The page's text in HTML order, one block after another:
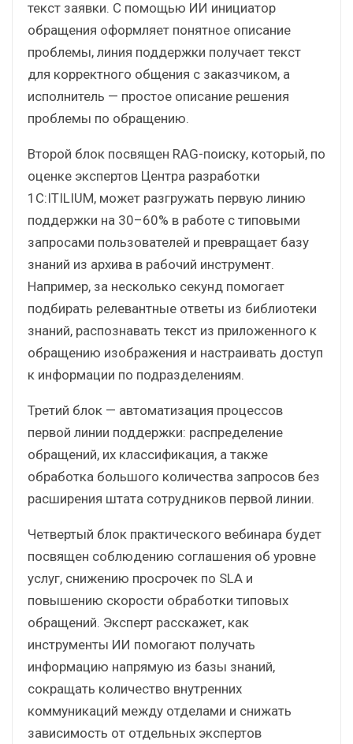
текст заявки. С помощью ИИ инициатор
обращения оформляет понятное описание
проблемы, линия поддержки получает текст
для корректного общения с заказчиком, а
исполнитель — простое описание решения
проблемы по обращению.
Второй блок посвящен RAG-поиску, который, по
оценке экспертов Центра разработки
1С:ITILIUM, может разгружать первую линию
поддержки на 30–60% в работе с типовыми
запросами пользователей и превращает базу
знаний из архива в рабочий инструмент.
Например, за несколько секунд помогает
подбирать релевантные ответы из библиотеки
знаний, распознавать текст из приложенного к
обращению изображения и настраивать доступ
к информации по подразделениям.
Третий блок — автоматизация процессов
первой линии поддержки: распределение
обращений, их классификация, а также
обработка большого количества запросов без
расширения штата сотрудников первой линии.
Четвертый блок практического вебинара будет
посвящен соблюдению соглашения об уровне
услуг, снижению просрочек по SLA и
повышению скорости обработки типовых
обращений. Эксперт расскажет, как
инструменты ИИ помогают получать
информацию напрямую из базы знаний,
сокращать количество внутренних
коммуникаций между отделами и снижать
зависимость от отдельных экспертов